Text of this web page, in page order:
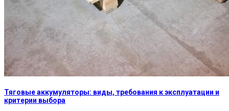
Тяговые аккумуляторы: виды, требования к эксплуатации и
критерии выбора